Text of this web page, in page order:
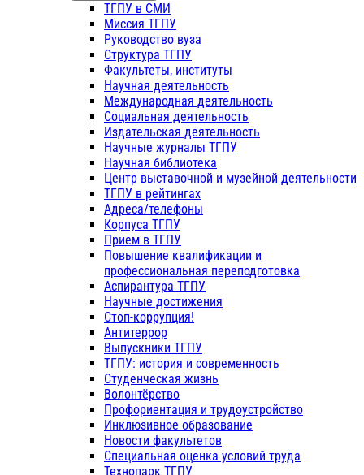
ТГПУ в СМИ
Миссия ТГПУ
Руководство вуза
Структура ТГПУ
Факультеты, институты
Научная деятельность
Международная деятельность
Социальная деятельность
Издательская деятельность
Научные журналы ТГПУ
Научная библиотека
Центр выставочной и музейной деятельности
ТГПУ в рейтингах
Адреса/телефоны
Корпуса ТГПУ
Прием в ТГПУ
Повышение квалификации и
профессиональная переподготовка
Аспирантура ТГПУ
Научные достижения
Стоп-коррупция!
Антитеррор
Выпускники ТГПУ
ТГПУ: история и современность
Студенческая жизнь
Волонтёрство
Профориентация и трудоустройство
Инклюзивное образование
Новости факультетов
Специальная оценка условий труда
Технопарк ТГПУ